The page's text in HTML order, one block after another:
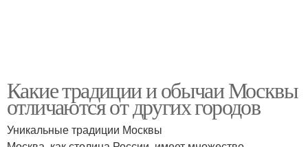
Какие традиции и обычаи Москвы
отличаются от других городов
Уникальные традиции Москвы